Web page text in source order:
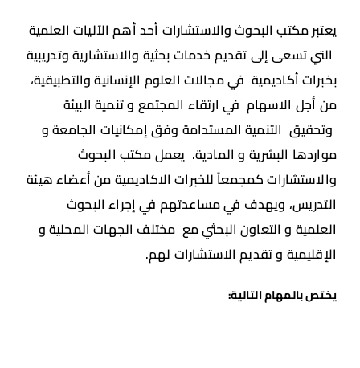
يعتبر مكتب البحوث والاستشارات أحد أهم الآليات العلمية
التي تسعى إلى تقديم خدمات بحثية والاستشارية وتدريبية
بخبرات أكاديمية في مجالات العلوم الإنسانية والتطبيقية،
من أجل الاسهام في ارتقاء المجتمع و تنمية البيئة
وتحقيق التنمية المستدامة وفق إمكانيات الجامعة و
مواردها البشرية و المادية. يعمل مكتب البحوث
والاستشارات كمجمعاً للخبرات الاكاديمية من أعضاء هيئة
التدريس، ويهدف في مساعدتهم في إجراء البحوث
العلمية و التعاون البحثي مع مختلف الجهات المحلية و
الإقليمية و تقديم الاستشارات لهم.
يختص بالمهام التالية: